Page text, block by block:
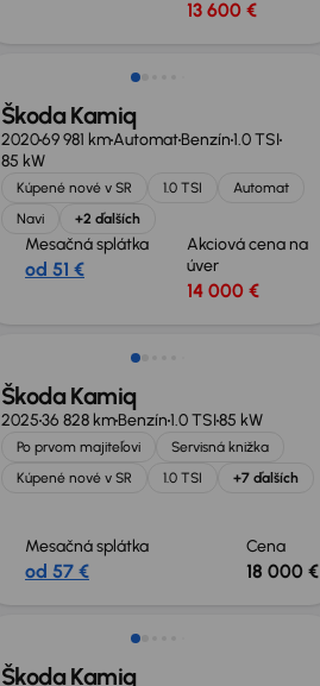
13 600 €
Škoda Kamiq
202069 981 kmAutomatBenzín1.0 TSI
85 kW
Kúpené nové v SR 1.0 TSI
Automat
Navi
+2 ďalších
Mesačná splátka
od 51 €
Akciová cena na
úver
14 000 €
Škoda Kamiq
202536 828 kmBenzín1.0 TSI85 kW
Po prvom majiteľovi
Servisná knižka
Kúpené nové v SR
1.0 TSI +7 ďalších
Mesačná splátka
od 57 €
Cena
18 000 €
Zlacnené o 5 700 €
Škoda Kamiq